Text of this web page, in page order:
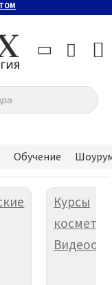
Обучение
Курсы